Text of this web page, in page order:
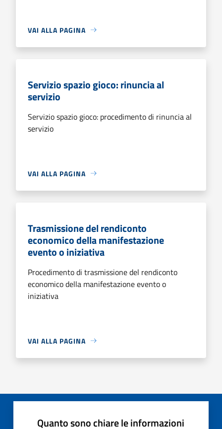
VAI ALLA PAGINA
Servizio spazio gioco: rinuncia al
servizio
Servizio spazio gioco: procedimento di rinuncia al
servizio
VAI ALLA PAGINA
Trasmissione del rendiconto
economico della manifestazione
evento o iniziativa
Procedimento di trasmissione del rendiconto
economico della manifestazione evento o
iniziativa
VAI ALLA PAGINA
Quanto sono chiare le informazioni